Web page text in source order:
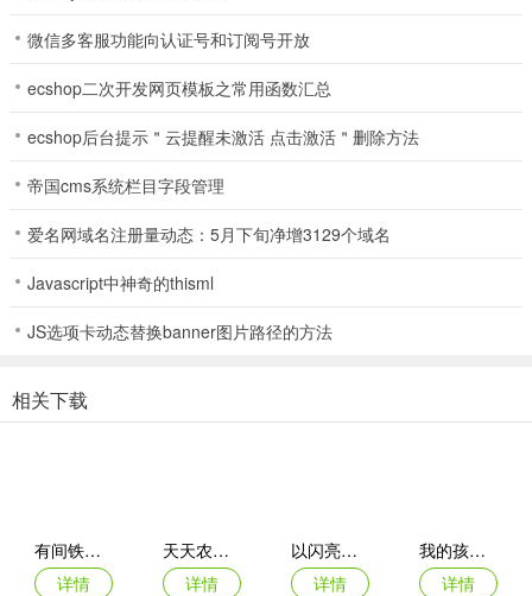
13、用许许多多不同的冰冷、可爱的新物品来作装饰
游戏评测
可爱的蓝精灵谁会不喜欢呢？蓝精灵村庄这款游戏就是以以童话故事
被格格巫破坏了，现在，大家要在蓝精灵爸爸的带领下重建这个村
的，同样支持离线模式，但是连线是它的最大乐趣。
更新日志
v2.92.1版本
新增内容：
在部分小米设备上优化了键盘功能
微信多客服功能向认证号和订阅号开放
ecshop二次开发网页模板之常用函数汇总
ecshop后台提示＂云提醒未激活 点击激活＂删除方法
帝国cms系统栏目字段管理
爱名网域名注册量动态：5月下旬净增3129个域名
Javascript中神奇的thisml
JS选项卡动态替换banner图片路径的方法
相关下载
有间铁匠屋iPad版(SmithStory)
详情
天天农场ios版
详情
以闪亮之名苹果手机版
详情
我的孩子新的开始苹果手机版
详情